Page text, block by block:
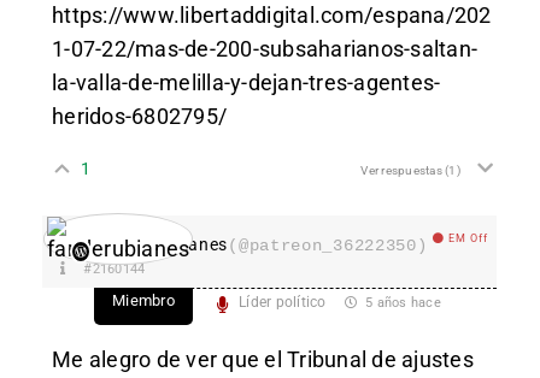
https://www.libertaddigital.com/espana/202
1-07-22/mas-de-200-subsaharianos-saltan-
la-valla-de-melilla-y-dejan-tres-agentes-
heridos-6802795/
1 Ver respuestas(1)
fanderubianes(@patreon_36222350) EM Off
#2160144
Miembro Líder político 5 años hace
Me alegro de ver que el Tribunal de ajustes